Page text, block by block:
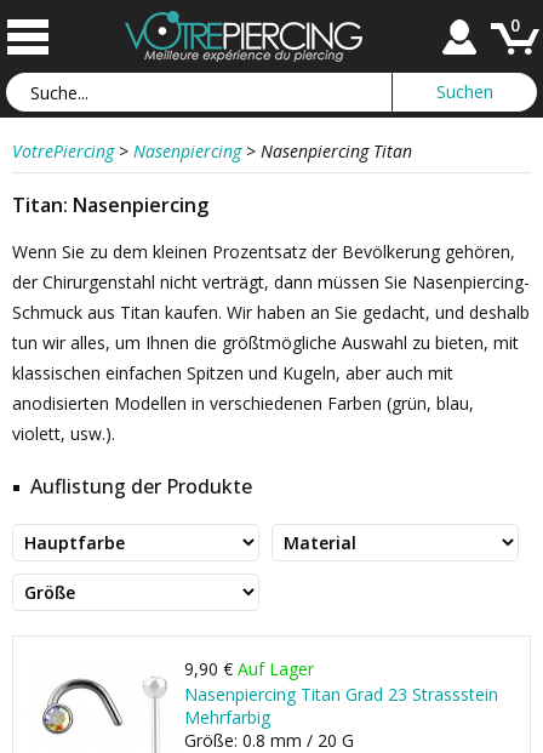
0
VotrePiercing > Nasenpiercing > Nasenpiercing Titan
Titan: Nasenpiercing
Wenn Sie zu dem kleinen Prozentsatz der Bevölkerung gehören,
der Chirurgenstahl nicht verträgt, dann müssen Sie Nasenpiercing-
Schmuck aus Titan kaufen. Wir haben an Sie gedacht, und deshalb
tun wir alles, um Ihnen die größtmögliche Auswahl zu bieten, mit
klassischen einfachen Spitzen und Kugeln, aber auch mit
anodisierten Modellen in verschiedenen Farben (grün, blau,
violett, usw.).
Auflistung der Produkte
9,90 € Auf Lager
Nasenpiercing Titan Grad 23 Strassstein
Mehrfarbig
Größe: 0.8 mm / 20 G